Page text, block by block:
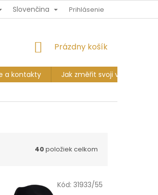
PLATBA VÝMĚNA A VRÁCENÍ
Slovenčina Prihlásenie
NÁKUPNÝ
Prázdny košík
a kontakty
Jak změřit svoji velikost?
40položiek celkom
Kód: 31933/55